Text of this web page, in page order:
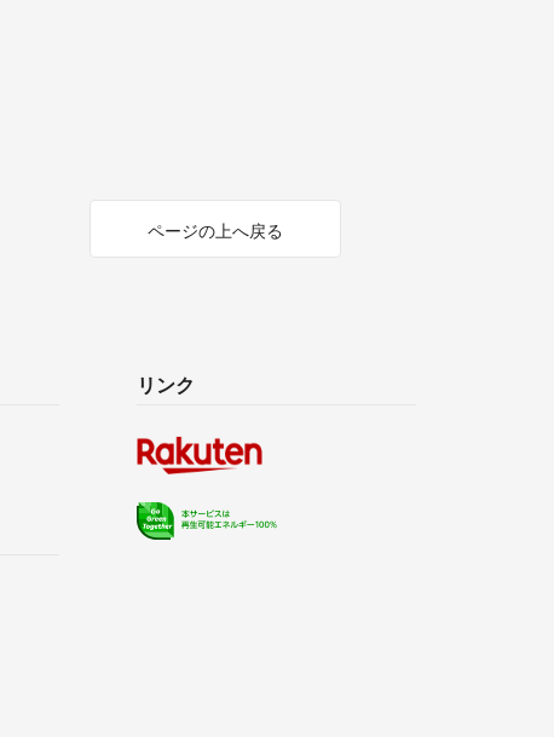
ページの上へ戻る
リンク